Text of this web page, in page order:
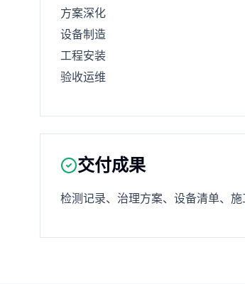
方案深化
设备制造
工程安装
验收运维
交付成果
检测记录、治理方案、设备清单、施